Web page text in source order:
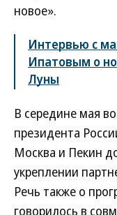
новое».
Интервью с
Ипатовым о
Луны
В середине мая
президента
Москва и Пекин
укреплении
Речь также о
говорилось в